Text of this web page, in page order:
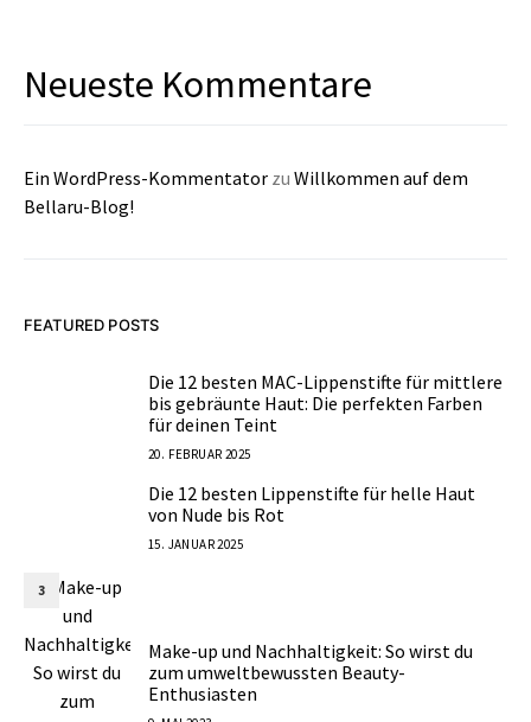
Neueste Kommentare
Ein WordPress-Kommentator zu Willkommen auf dem
Bellaru-Blog!
FEATURED POSTS
Die 12 besten MAC-Lippenstifte für mittlere
bis gebräunte Haut: Die perfekten Farben
für deinen Teint
20. FEBRUAR 2025
Die 12 besten Lippenstifte für helle Haut
von Nude bis Rot
15. JANUAR 2025
3
Make-up und Nachhaltigkeit: So wirst du
zum umweltbewussten Beauty-
Enthusiasten